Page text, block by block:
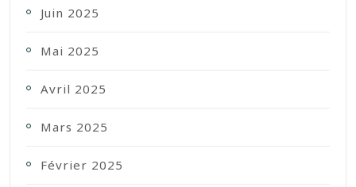
Juin 2025
Mai 2025
Avril 2025
Mars 2025
Février 2025